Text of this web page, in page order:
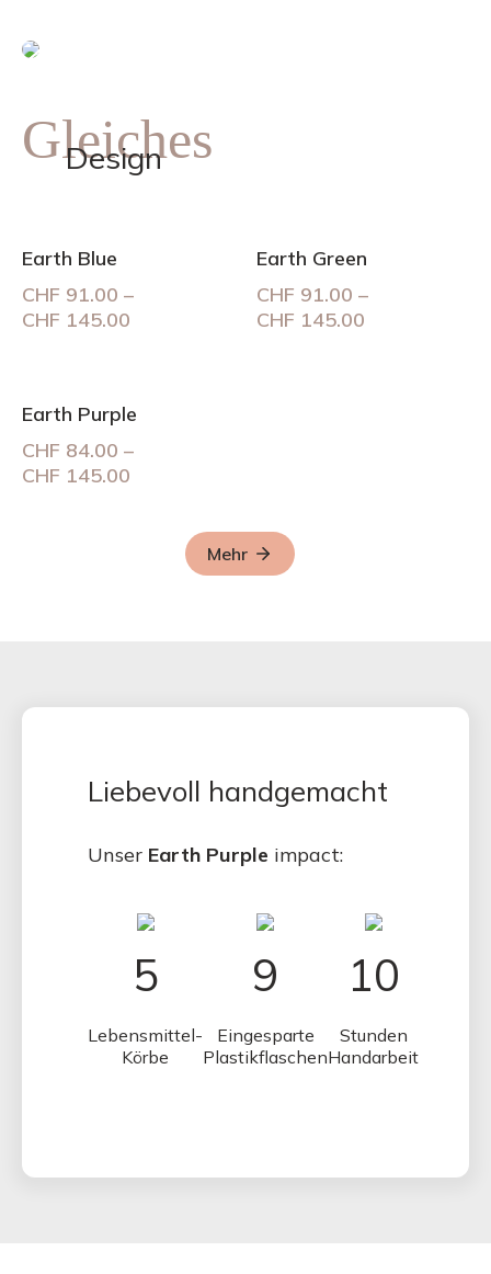
Gleiches
Design
Earth Blue
CHF 91.00 –
CHF 145.00
Earth Green
CHF 91.00 –
CHF 145.00
Earth Purple
CHF 84.00 –
CHF 145.00
CHF 145.00
Mehr
Liebevoll handgemacht
Unser Earth Purple impact:
5
Lebensmittel-
Körbe
9
Eingesparte
Plastikflaschen
10
Stunden
Handarbeit